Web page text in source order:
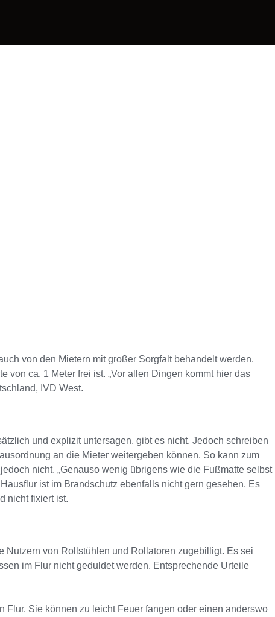
von den Mietern mit großer Sorgfalt behandelt werden.
ca. 1 Meter frei ist. „Vor allen Dingen kommt hier das
IVD West.
und explizit untersagen, gibt es nicht. Jedoch schreiben
an die Mieter weitergeben können. So kann zum
nicht. „Genauso wenig übrigens wie die Fußmatte selbst
ist im Brandschutz ebenfalls nicht gern gesehen. Es
nicht fixiert ist.
Nutzern von Rollstühlen und Rollatoren zugebilligt. Es sei
im Flur nicht geduldet werden. Entsprechende Urteile
Sie können zu leicht Feuer fangen oder einen anderswo